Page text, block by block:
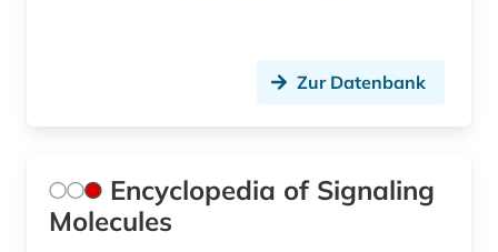
Zur Datenbank
Encyclopedia of Signaling
Molecules